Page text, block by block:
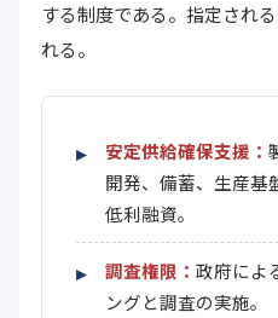
する制度である。指定され
れる。
安定供給確保支援：
開発、備蓄、生産基
低利融資。
調査権限： 政府によ
ングと調査の実施。